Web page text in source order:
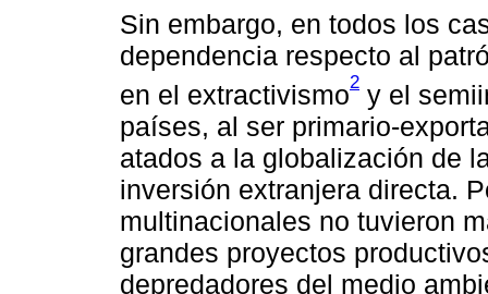
Sin embargo, en todos los
dependencia respecto al
en el extractivismo2 y el
países, al ser primario-
atados a la globalización de
inversión extranjera directa.
multinacionales no tuvieron
grandes proyectos
depredadores del medio